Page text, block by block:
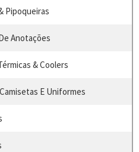
Pipoqueiras
Anotações
& Coolers
E Uniformes